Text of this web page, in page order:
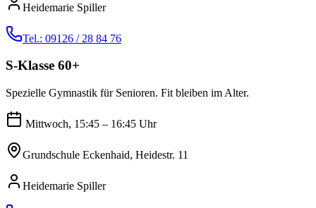
Heidemarie Spiller
Tel.: 09126 / 28 84 76
S-Klasse 60+
Spezielle Gymnastik für Senioren. Fit bleiben im Alter.
Mittwoch, 15:45 – 16:45 Uhr
Grundschule Eckenhaid, Heidestr. 11
Heidemarie Spiller